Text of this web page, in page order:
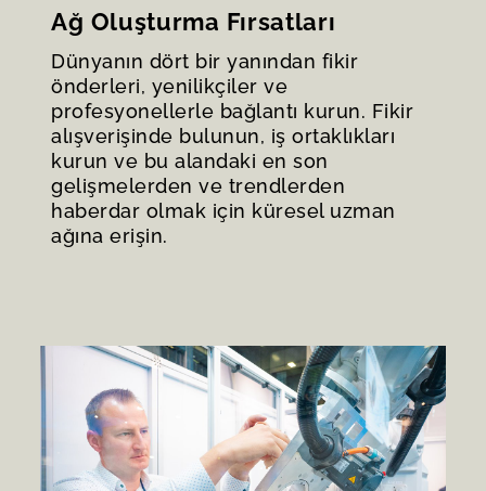
Ağ Oluşturma Fırsatları
Dünyanın dört bir yanından fikir
önderleri, yenilikçiler ve
profesyonellerle bağlantı kurun. Fikir
alışverişinde bulunun, iş ortaklıkları
kurun ve bu alandaki en son
gelişmelerden ve trendlerden
haberdar olmak için küresel uzman
ağına erişin.